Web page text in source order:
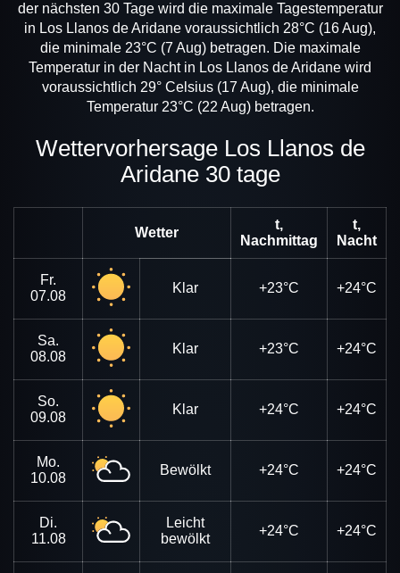
der nächsten 30 Tage wird die maximale Tagestemperatur
in Los Llanos de Aridane voraussichtlich 28°C (16 Aug),
die minimale 23°C (7 Aug) betragen. Die maximale
Temperatur in der Nacht in Los Llanos de Aridane wird
voraussichtlich 29° Celsius (17 Aug), die minimale
Temperatur 23°C (22 Aug) betragen.
Wettervorhersage Los Llanos de
Aridane 30 tage
Wetter
t,
Nachmittag
t,
Nacht
Fr.
07.08
Klar +23°C +24°C
Sa.
08.08
Klar +23°C +24°C
So.
09.08
Klar +24°C +24°C
Mo.
10.08
Bewölkt +24°C +24°C
Di.
11.08
Leicht
bewölkt
+24°C +24°C